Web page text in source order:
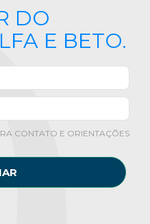
DO
E BETO.
CONTATO E ORIENTAÇÕES